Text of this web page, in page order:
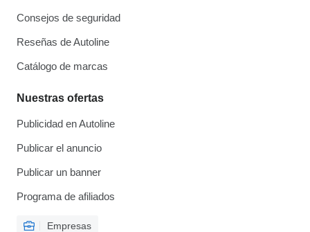
Consejos de seguridad
Reseñas de Autoline
Catálogo de marcas
Nuestras ofertas
Publicidad en Autoline
Publicar el anuncio
Publicar un banner
Programa de afiliados
Empresas